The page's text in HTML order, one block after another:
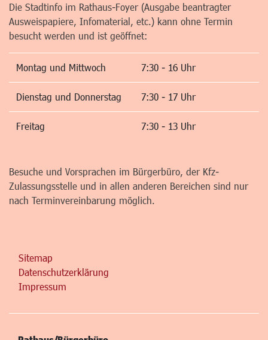
Die Stadtinfo im Rathaus-Foyer (Ausgabe beantragter
Ausweispapiere, Infomaterial, etc.) kann ohne Termin
besucht werden und ist geöffnet:
Montag und Mittwoch 7:30 - 16 Uhr
Dienstag und Donnerstag 7:30 - 17 Uhr
Freitag 7:30 - 13 Uhr
Besuche und Vorsprachen im Bürgerbüro, der Kfz-
Zulassungsstelle und in allen anderen Bereichen sind nur
nach Terminvereinbarung möglich.
Sitemap
Datenschutzerklärung
Impressum